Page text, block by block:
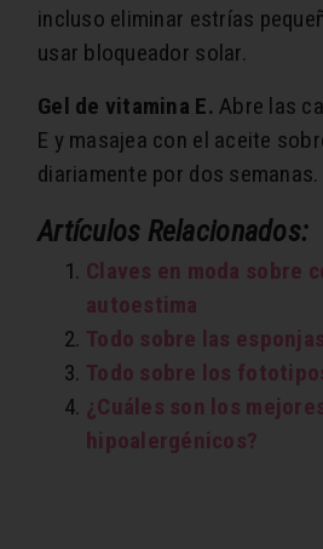
incluso eliminar estrías
usar bloqueador solar.
Gel de vitamina E. Abre las
E y masajea con el aceite
diariamente por dos semanas.
Artículos Relacionados:
Claves en moda sobre
autoestima
Todo sobre las
Todo sobre los
¿Cuáles son los
hipoalergénicos?